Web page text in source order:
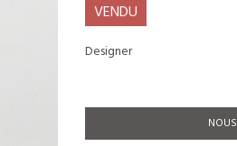
VENDU
Designer